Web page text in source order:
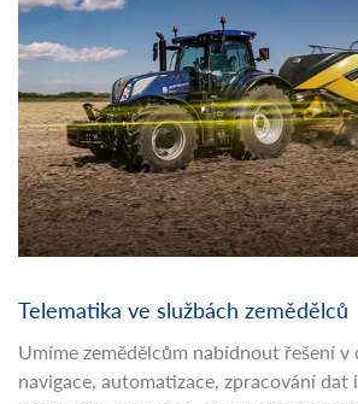
Telematika ve službách zemědělců
Umíme zemědělcům nabídnout řešení v
navigace, automatizace, zpracování